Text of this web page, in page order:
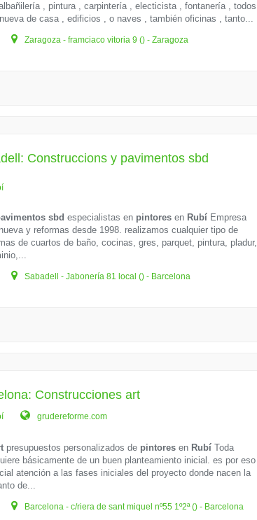
, pintura , carpintería , electicista , fontanería , todos
de casa , edificios , o naves , también oficinas , tanto...
Zaragoza - framciaco vitoria 9 () - Zaragoza
Construccions y pavimentos sbd
sbd especialistas en pintores en Rubí Empresa
y reformas desde 1998. realizamos cualquier tipo de
de cuartos de baño, cocinas, gres, parquet, pintura, pladur,
Sabadell - Jabonería 81 local () - Barcelona
Construcciones art
grudereforme.com
presupuestos personalizados de pintores en Rubí Toda
básicamente de un buen planteamiento inicial. es por eso
atención a las fases iniciales del proyecto donde nacen la
de...
Barcelona - c/riera de sant miquel nº55 1º2ª () - Barcelona